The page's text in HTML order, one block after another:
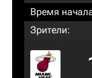
Время
Зрители: